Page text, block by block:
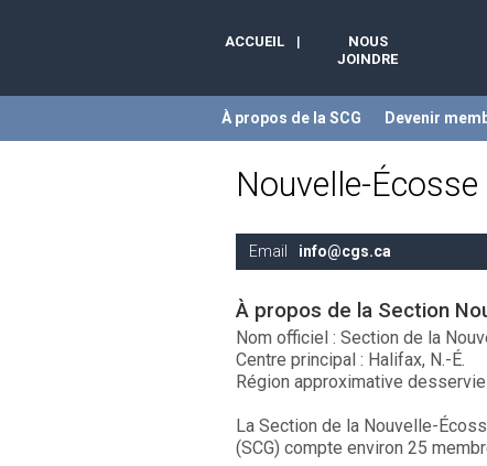
ACCUEIL |
NOUS
JOINDRE
À propos de la SCG Devenir
Nouvelle-
Email info@cgs.ca
À propos de la Section
Nom officiel : Section de la
Centre principal : Halifax, N.-É.
Région approximative
La Section de la Nouvelle-
(SCG) compte environ 25